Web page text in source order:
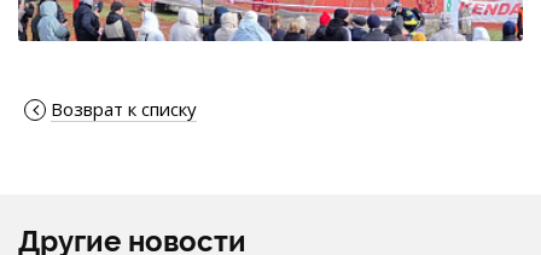
Возврат к списку
Другие новости